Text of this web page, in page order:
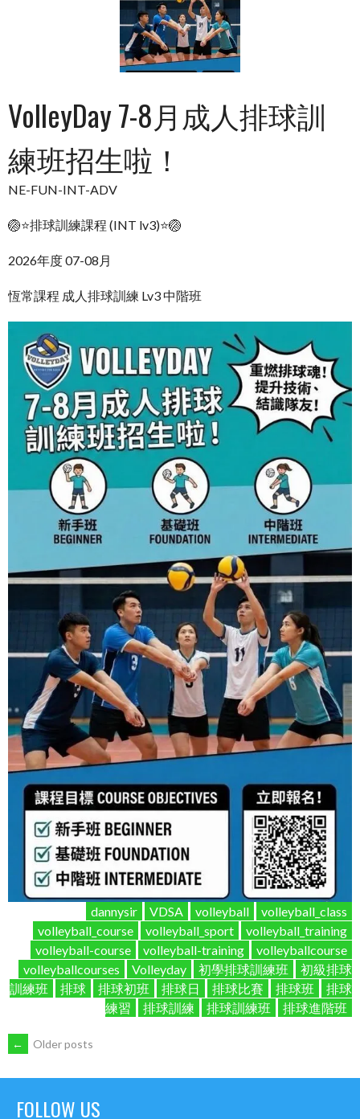
VolleyDay 7-8月成人排球訓
練班招生啦！
NE-FUN-INT-ADV
🏐⭐排球訓練課程 (INT lv3)⭐🏐
2026年度 07-08月
恆常課程 成人排球訓練 Lv3 中階班
dannysir VDSA volleyball
volleyball_class
volleyball_course
volleyball_sport
volleyball_training
volleyball-course
volleyball-training
volleyballcourse
volleyballcourses
Volleyday 初學排球訓練班
初級排球
訓練班
排球 排球初班 排球日 排球比賽 排球班
排球
練習
排球訓練 排球訓練班 排球進階班
POSTS
NAVIGATION
← Older posts
FOLLOW US